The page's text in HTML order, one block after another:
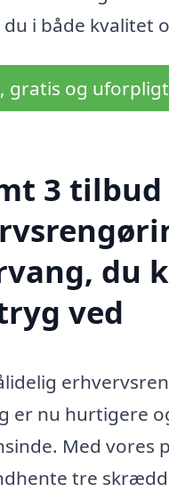
i både kvalitet
gratis og
3 tilbud
du
ved
er nu hurtigere
Med vores
tre